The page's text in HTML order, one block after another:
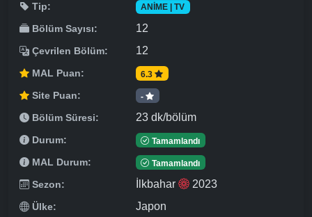
Tip: ANIME | TV
Bölüm Sayısı: 12
Çevrilen Bölüm: 12
MAL Puan: 6.3
Site Puan: -
Bölüm Süresi: 23 dk/bölüm
Durum: Tamamlandı
MAL Durum: Tamamlandı
Sezon: İlkbahar 2023
Ülke: Japon